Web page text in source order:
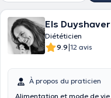
Els Duyshaver
Diététicien
9.9|12 avis
À propos du praticien